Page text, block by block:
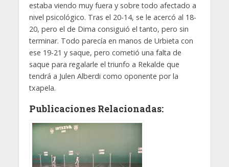
estaba viendo muy fuera y sobre todo afectado a
nivel psicológico. Tras el 20-14, se le acercó al 18-
20, pero el de Dima consiguió el tanto, pero sin
terminar. Todo parecía en manos de Urbieta con
ese 19-21 y saque, pero cometió una falta de
saque para regalarle el triunfo a Rekalde que
tendrá a Julen Alberdi como oponente por la
txapela.
Publicaciones Relacionadas: